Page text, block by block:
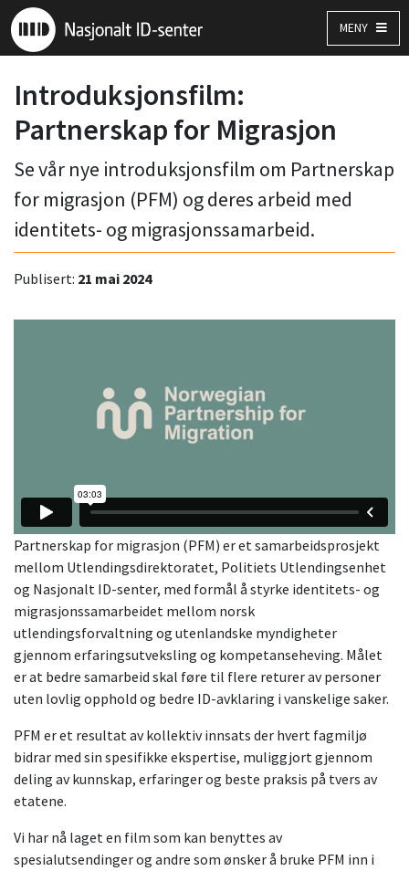
MENY
Introduksjonsfilm:
Partnerskap for Migrasjon
Se vår nye introduksjonsfilm om Partnerskap
for migrasjon (PFM) og deres arbeid med
identitets- og migrasjonssamarbeid.
Publisert: 21 mai 2024
Partnerskap for migrasjon (PFM) er et samarbeidsprosjekt
mellom Utlendingsdirektoratet, Politiets Utlendingsenhet
og Nasjonalt ID-senter, med formål å styrke identitets- og
migrasjonssamarbeidet mellom norsk
utlendingsforvaltning og utenlandske myndigheter
gjennom erfaringsutveksling og kompetanseheving. Målet
er at bedre samarbeid skal føre til flere returer av personer
uten lovlig opphold og bedre ID-avklaring i vanskelige saker.
PFM er et resultat av kollektiv innsats der hvert fagmiljø
bidrar med sin spesifikke ekspertise, muliggjort gjennom
deling av kunnskap, erfaringer og beste praksis på tvers av
etatene.
Vi har nå laget en film som kan benyttes av
spesialutsendinger og andre som ønsker å bruke PFM inn i